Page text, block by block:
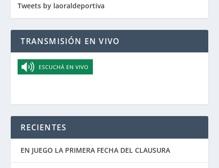
Tweets by laoraldeportiva
TRANSMISIÓN EN VIVO
RECIENTES
EN JUEGO LA PRIMERA FECHA DEL CLAUSURA